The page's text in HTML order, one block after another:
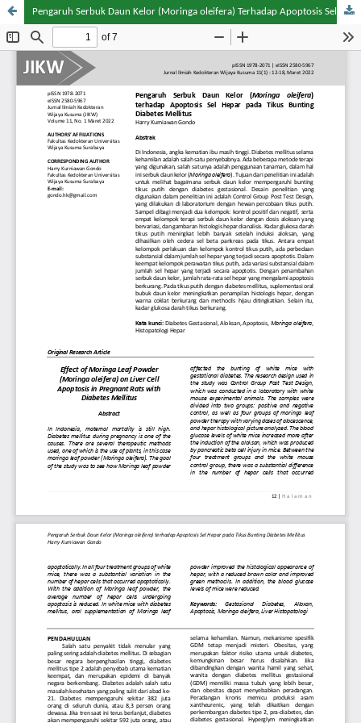
Pengaruh Serbuk Daun Kelor (Moringa oleifera) Terhadap Apoptosis Sel Hepar Pada Tikus Bunting Diabetes Mellitus